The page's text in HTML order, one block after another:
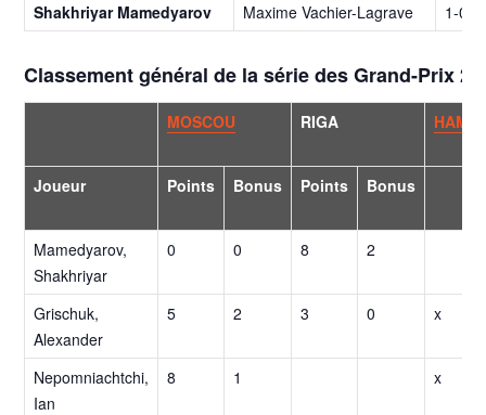
Shakhriyar Mamedyarov
Maxime Vachier-Lagrave 1-0
Classement général de la série des Grand-Prix
MOSCOU RIGA
Joueur Points Bonus Points Bonus
Mamedyarov,
Shakhriyar
0 0 8 2
Grischuk,
Alexander
5 2 3 0 x
Nepomniachtchi,
Ian
8 1 x